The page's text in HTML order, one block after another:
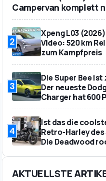
Campervan komplett
2
Xpeng L03
Video: 520 km
zum Kampfpreis
3
Die Super Bee
Der neueste
Charger hat 600
4
Ist das die
Retro-Harley des
Die Deadwood
AKTUELLSTE